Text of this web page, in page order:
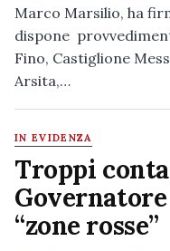
Marco Marsilio, ha
dispone
Fino, Castiglione
Arsita,…
IN EVIDENZA
Troppi
“zone rosse”